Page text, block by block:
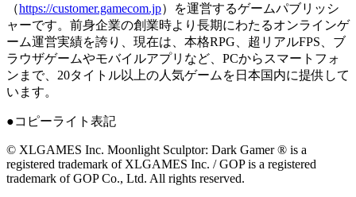
（https://customer.gamecom.jp）を運営するゲームパブリッシ
ャーです。前身企業の創業時より長期にわたるオンラインゲ
ーム運営実績を誇り、現在は、本格RPG、超リアルFPS、ブ
ラウザゲームやモバイルアプリなど、PCからスマートフォ
ンまで、20タイトル以上の人気ゲームを日本国内に提供して
います。
●コピーライト表記
© XLGAMES Inc. Moonlight Sculptor: Dark Gamer ® is a
registered trademark of XLGAMES Inc. / GOP is a registered
trademark of GOP Co., Ltd. All rights reserved.